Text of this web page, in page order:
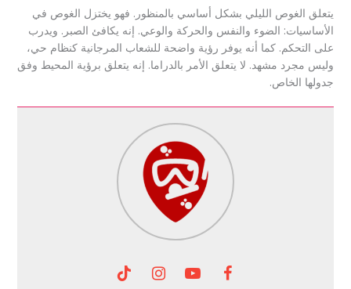
يتعلق الغوص الليلي بشكل أساسي بالمنظور. فهو يختزل الغوص في
الأساسيات: الضوء والنفس والحركة والوعي. إنه يكافئ الصبر. ويدرب
على التحكم. كما أنه يوفر رؤية واضحة للشعاب المرجانية كنظام حي،
وليس مجرد مشهد. لا يتعلق الأمر بالدراما. إنه يتعلق برؤية المحيط وفق
جدولها الخاص.